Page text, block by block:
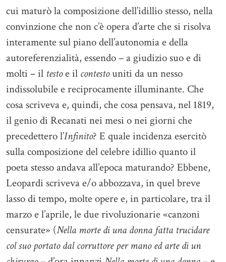
cui maturò la composizione dell’idillio stesso, nella
convinzione che non c’è opera d’arte che si risolva
interamente sul piano dell’autonomia e della
autoreferenzialità, essendo – a giudizio suo e di
molti – il testoe il contestouniti da un nesso
indissolubile e reciprocamente illuminante. Che
cosa scriveva e, quindi, che cosa pensava, nel 1819,
il genio di Recanati nei mesi o nei giorni che
precedettero l’Infinito? E quale incidenza esercitò
sulla composizione del celebre idillio quanto il
poeta stesso andava all’epoca maturando? Ebbene,
Leopardi scriveva e/o abbozzava, in quel breve
lasso di tempo, molte opere e, in particolare, tra il
marzo e l’aprile, le due rivoluzionarie «canzoni
censurate» (Nella morte di una donna fatta trucidare
col suo portato dal corruttore per mano ed arte di un